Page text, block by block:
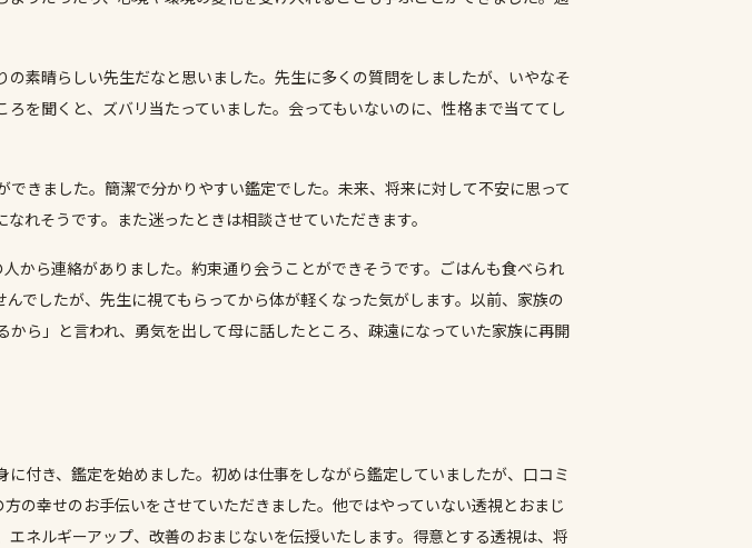
素晴らしい先生だなと思いました。先生に多くの質問をしましたが、いやなそ
を聞くと、ズバリ当たっていました。会ってもいないのに、性格まで当ててし
きました。簡潔で分かりやすい鑑定でした。未来、将来に対して不安に思って
れそうです。また迷ったときは相談させていただきます。
から連絡がありました。約束通り会うことができそうです。ごはんも食べられ
でしたが、先生に視てもらってから体が軽くなった気がします。以前、家族の
ら」と言われ、勇気を出して母に話したところ、疎遠になっていた家族に再開
付き、鑑定を始めました。初めは仕事をしながら鑑定していましたが、口コミ
の幸せのお手伝いをさせていただきました。他ではやっていない透視とおまじ
ネルギーアップ、改善のおまじないを伝授いたします。得意とする透視は、将